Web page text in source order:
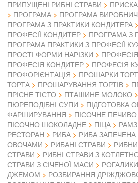
ПРИПУЩЕНІ РИБНІ СТРАВИ
ПРОГРАМА
ПРОГРАМА
ПРОГРАМА З ПРАКТИКИ КОНДИТЕРА
ПРОФЕСІЇ КОНДИТЕР
ПРОГРАМА З
ПРОГРАМА ПРАКТИКИ З ПРОФЕСІЇ
ПРОСТІ ФОРМИ НАРІЗКИ
ПРОФЕСІЯ
ПРОФЕСІЯ КОНДИТЕР
ПРОФЕСІЯ
ПРОФОРІЄНТАЦІЯ
ПРОШАРКИ
ТОРТА
ПРОШАРУВАННЯ ТОРТІВ
ПРІСНЕ ТІСТО
ПТАШИНЕ МОЛОКО
ПЮРЕПОДІБНІ СУПИ
ПІДГОТОВКА
ФАРШИРУВАННЯ
ПІСОЧНЕ ПЕЧИВО
ПІСОЧНО ШОКОЛАДНЕ
ПІЦА
РЕСТОРАН
РИБА РИБА ЗАПЕЧЕНА
ОВОЧАМИ
РИБАНІ СТРАВИ
СТРАВИ
РИБНІ СТРАВИ З
СТРАВИ З СІЧЕНОЇ МАСИ
РОГАЛИКИ
ДЖЕМОМ
РОЗБИРАННЯ